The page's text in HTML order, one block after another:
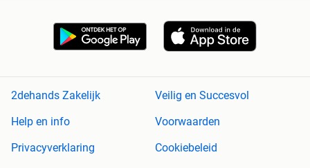
2dehands Zakelijk
Veilig en Succesvol
Help en info
Voorwaarden
Privacyverklaring
Cookiebeleid